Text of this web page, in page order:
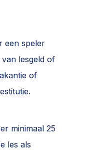
een speler
lesgeld of
of
minimaal 25
les als